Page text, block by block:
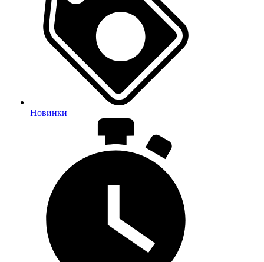
Новинки